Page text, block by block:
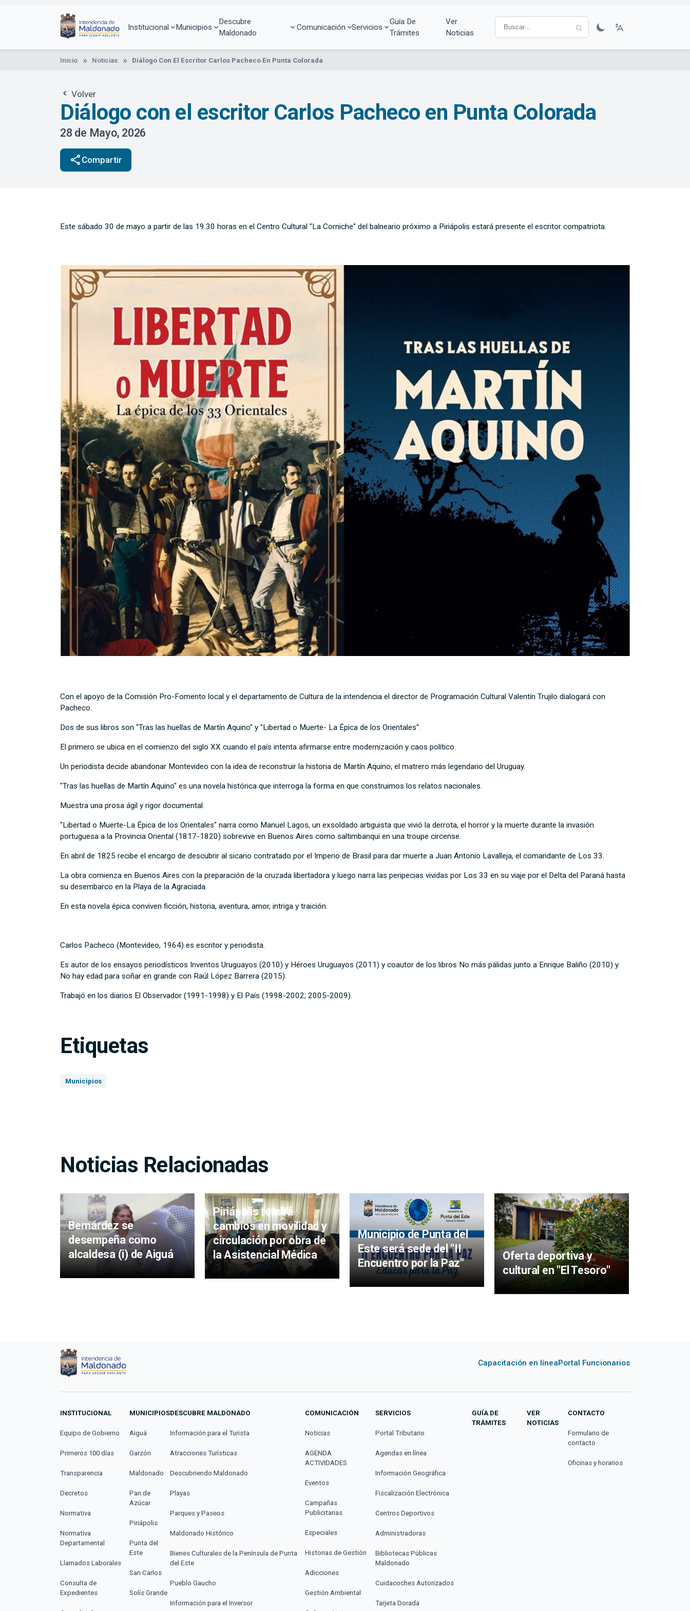
Institucional Municipios
Descubre
Maldonado
Comunicación Servicios
Guía De
Trámites
Ver
Noticias
Inicio Noticias Diálogo Con El Escritor Carlos Pacheco En Punta Colorada
Volver
Diálogo con el escritor Carlos Pacheco en Punta Colorada
28 de Mayo, 2026
share Compartir
Este sábado 30 de mayo a partir de las 19.30 horas en el Centro Cultural "La Corniche" del balneario próximo a Piriápolis estará presente el escritor compatriota.
Con el apoyo de la Comisión Pro-Fomento local y el departamento de Cultura de la intendencia el director de Programación Cultural Valentín Trujilo dialogará con
Pacheco.
Dos de sus libros son "Tras las huellas de Martín Aquino" y "Libertad o Muerte- La Épica de los Orientales".
El primero se ubica en el comienzo del siglo XX cuando el país intenta afirmarse entre modernización y caos político.
Un periodista decide abandonar Montevideo con la idea de reconstruir la historia de Martín Aquino, el matrero más legendario del Uruguay.
"Tras las huellas de Martín Aquino" es una novela histórica que interroga la forma en que construimos los relatos nacionales.
Muestra una prosa ágil y rigor documental.
"Libertad o Muerte-La Épica de los Orientales" narra como Manuel Lagos, un exsoldado artiguista que vivió la derrota, el horror y la muerte durante la invasión
portuguesa a la Provincia Oriental (1817-1820) sobrevive en Buenos Aires como saltimbanqui en una troupe circense.
En abril de 1825 recibe el encargo de descubrir al sicario contratado por el Imperio de Brasil para dar muerte a Juan Antonio Lavalleja, el comandante de Los 33.
La obra comienza en Buenos Aires con la preparación de la cruzada libertadora y luego narra las peripecias vividas por Los 33 en su viaje por el Delta del Paraná hasta
su desembarco en la Playa de la Agraciada.
En esta novela épica conviven ficción, historia, aventura, amor, intriga y traición.
Carlos Pacheco (Montevideo, 1964) es escritor y periodista.
Es autor de los ensayos periodísticos Inventos Uruguayos (2010) y Héroes Uruguayos (2011) y coautor de los libros No más pálidas junto a Enrique Baliño (2010) y
No hay edad para soñar en grande con Raúl López Barrera (2015).
Trabajó en los diarios El Observador (1991-1998) y El País (1998-2002; 2005-2009).
Etiquetas
Municipios
Noticias Relacionadas
Bernárdez se
desempeña como
alcaldesa (i) de Aiguá
Piriápolis tendrá
cambios en movilidad y
circulación por obra de
la Asistencial Médica
Municipio de Punta del
Este será sede del "II
Encuentro por la Paz"
Oferta deportiva y
cultural en "El Tesoro"
Capacitación en líneaPortal Funcionarios
INSTITUCIONAL
Equipo de Gobierno
Primeros 100 días
Transparencia
Decretos
Normativa
Normativa
Departamental
Llamados Laborales
Consulta de
Expedientes
MUNICIPIOS
Aiguá
Garzón
Maldonado
Pan de
Azúcar
Piriápolis
Punta del
Este
San Carlos
Solís Grande
DESCUBRE MALDONADO
Información para el Turista
Atracciones Turísticas
Descubriendo Maldonado
Playas
Parques y Paseos
Maldonado Histórico
Bienes Culturales de la Península de Punta
del Este
Pueblo Gaucho
Información para el Inversor
COMUNICACIÓN
Noticias
AGENDA
ACTIVIDADES
Eventos
Campañas
Publicitarias
Especiales
Historias de Gestión
Adicciones
Gestión Ambiental
SERVICIOS
Portal Tributario
Agendas en línea
Información Geográfica
Fiscalización Electrónica
Centros Deportivos
Administradoras
Bibliotecas Públicas
Maldonado
Cuidacoches Autorizados
Tarjeta Dorada
GUÍA DE
TRÁMITES
VER
NOTICIAS
CONTACTO
Formulario de
contacto
Oficinas y horarios